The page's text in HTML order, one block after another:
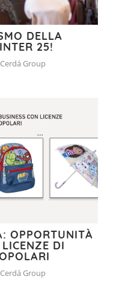
DELLA
25!
Group
OPPORTUNITÀ
DI
Group